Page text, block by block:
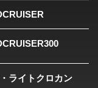
ライトクロカン